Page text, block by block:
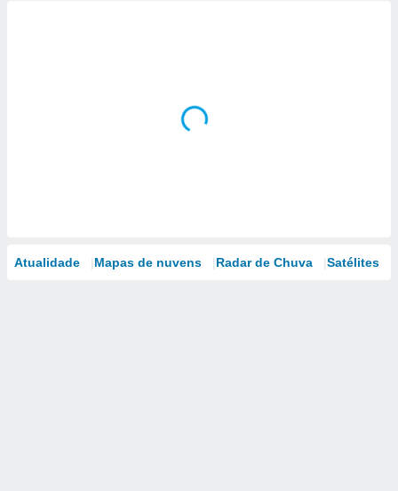
Atualidade Mapas de nuvens Radar de Chuva Satélites